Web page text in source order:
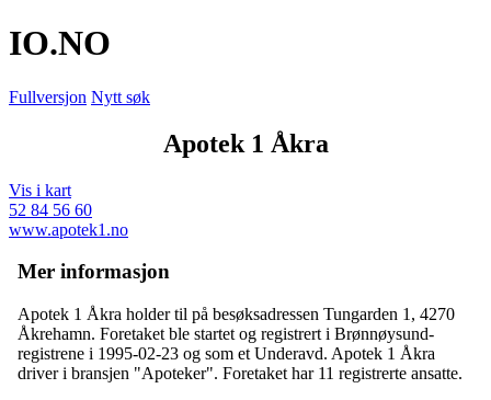
IO.NO
Fullversjon Nytt søk
Apotek 1 Åkra
Vis i kart
52 84 56 60
www.apotek1.no
Mer informasjon
Apotek 1 Åkra holder til på besøksadressen Tungarden 1 , 4270
Åkrehamn. Foretaket ble startet og registrert i Brønnøysund-
registrene i 1995-02-23 og som et Underavd. Apotek 1 Åkra
driver i bransjen "Apoteker". Foretaket har 11 registrerte ansatte.